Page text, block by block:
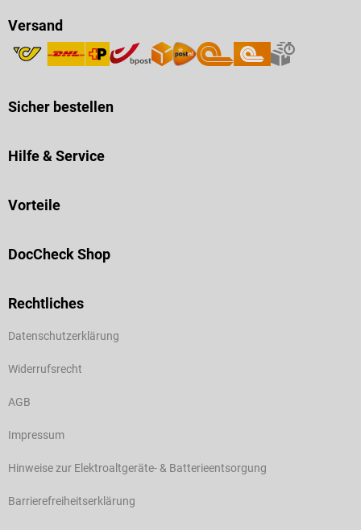
Versand
Sicher bestellen
Hilfe & Service
Vorteile
DocCheck Shop
Rechtliches
Datenschutzerklärung
Widerrufsrecht
AGB
Impressum
Hinweise zur Elektroaltgeräte- & Batterieentsorgung
Barrierefreiheitserklärung